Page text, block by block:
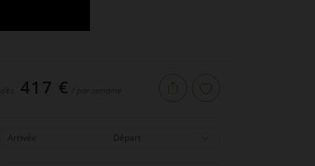
dès 417 € / par semaine
Arrivée Départ